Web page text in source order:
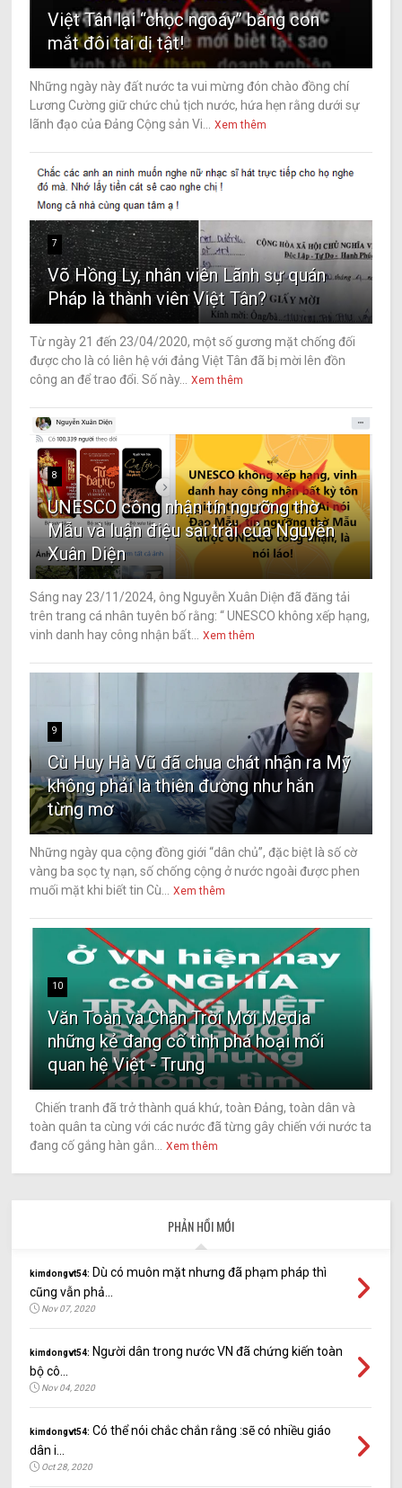
Việt Tân lại “chọc ngoáy” bằng con
mắt đôi tai dị tật!
Những ngày này đất nước ta vui mừng đón chào đồng chí
Lương Cường giữ chức chủ tịch nước, hứa hẹn rằng dưới sự
lãnh đạo của Đảng Cộng sản Vi...
Xem thêm
7
Võ Hồng Ly, nhân viên Lãnh sự quán
Pháp là thành viên Việt Tân?
Từ ngày 21 đến 23/04/2020, một số gương mặt chống đối
được cho là có liên hệ với đảng Việt Tân đã bị mời lên đồn
công an để trao đổi. Số này...
Xem thêm
8
UNESCO công nhận tín ngưỡng thờ
Mẫu và luận điệu sai trái của Nguyễn
Xuân Diện
Sáng nay 23/11/2024, ông Nguyễn Xuân Diện đã đăng tải
trên trang cá nhân tuyên bố rằng: “ UNESCO không xếp hạng,
vinh danh hay công nhận bất...
Xem thêm
9
Cù Huy Hà Vũ đã chua chát nhận ra Mỹ
không phải là thiên đường như hắn
từng mơ
Những ngày qua cộng đồng giới “dân chủ”, đặc biệt là số cờ
vàng ba sọc tỵ nạn, số chống cộng ở nước ngoài được phen
muối mặt khi biết tin Cù...
Xem thêm
10
Văn Toàn và Chân Trời Mới Media
những kẻ đang cố tình phá hoại mối
quan hệ Việt - Trung
Chiến tranh đã trở thành quá khứ, toàn Đảng, toàn dân và
toàn quân ta cùng với các nước đã từng gây chiến với nước ta
đang cố gắng hàn gắn...
Xem thêm
PHẢN HỒI MỚI
kimdongvt54: Dù có muôn mặt nhưng đã phạm pháp thì
cũng vẫn phả...
Nov 07, 2020
kimdongvt54: Người dân trong nước VN đã chứng kiến toàn
bộ cô...
Nov 04, 2020
kimdongvt54: Có thể nói chắc chắn rằng :sẽ có nhiều giáo
dân i...
Oct 28, 2020